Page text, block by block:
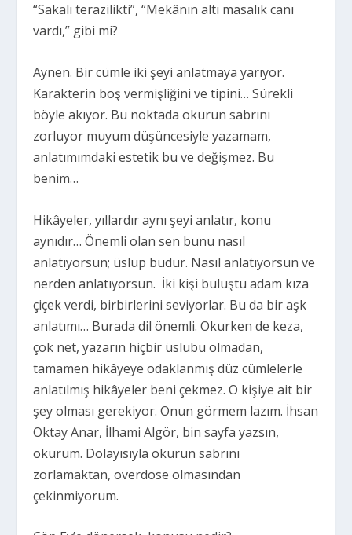
“Sakalı terazilikti”, “Mekânın altı masalık canı
vardı,” gibi mi?
Aynen. Bir cümle iki şeyi anlatmaya yarıyor.
Karakterin boş vermişliğini ve tipini… Sürekli
böyle akıyor. Bu noktada okurun sabrını
zorluyor muyum düşüncesiyle yazamam,
anlatımımdaki estetik bu ve değişmez. Bu
benim…
Hikâyeler, yıllardır aynı şeyi anlatır, konu
aynıdır… Önemli olan sen bunu nasıl
anlatıyorsun; üslup budur. Nasıl anlatıyorsun ve
nerden anlatıyorsun. İki kişi buluştu adam kıza
çiçek verdi, birbirlerini seviyorlar. Bu da bir aşk
anlatımı… Burada dil önemli. Okurken de keza,
çok net, yazarın hiçbir üslubu olmadan,
tamamen hikâyeye odaklanmış düz cümlelerle
anlatılmış hikâyeler beni çekmez. O kişiye ait bir
şey olması gerekiyor. Onun görmem lazım. İhsan
Oktay Anar, İlhami Algör, bin sayfa yazsın,
okurum. Dolayısıyla okurun sabrını
zorlamaktan, overdose olmasından
çekinmiyorum.